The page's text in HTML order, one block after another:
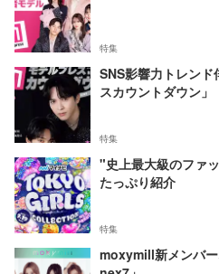
特集
SNS影響力トレン
スカウントダウン」
特集
"史上最大級のファ
たっぷり紹介
特集
moxymill新メンバ